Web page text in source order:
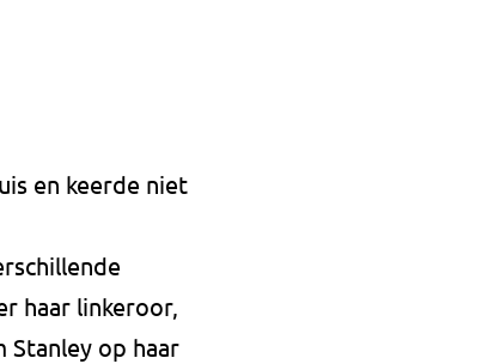
en keerde niet
haar linkeroor,
Stanley op haar